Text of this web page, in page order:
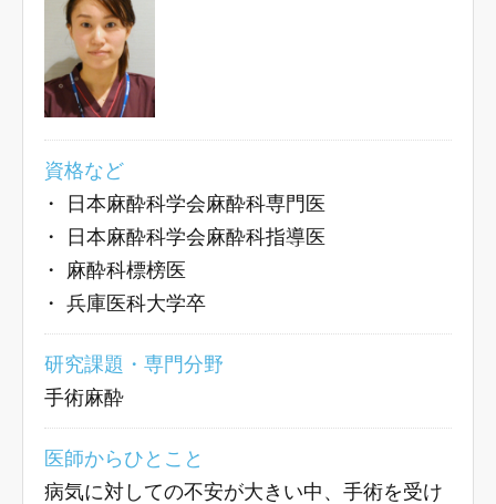
資格など
・
日本麻酔科学会麻酔科専門医
・
日本麻酔科学会麻酔科指導医
・
麻酔科標榜医
・ 兵庫医科大学卒
研究課題・専門分野
手術麻酔
医師からひとこと
病気に対しての不安が大きい中、手術を受け